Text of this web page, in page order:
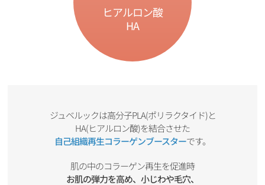
ヒアルロン酸
HA
ジュベルックは高分子PLA(ポリラクタイド)と
HA(ヒアルロン酸)を結合させた
自己組織再生コラーゲンブースターです。
肌の中のコラーゲン再生を促進時
お肌の弾力を高め、小じわや毛穴、